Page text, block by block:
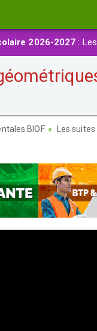
2026-2027 :
BIOF Les